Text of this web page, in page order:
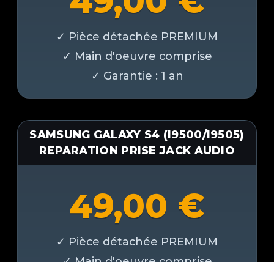
SAMSUNG GALAXY S4 (I9500/I9505)
REPARATION PRISE JACK AUDIO
49,00 €